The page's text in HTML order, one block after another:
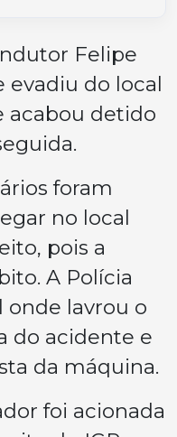
Felipe
evadiu do local
acabou detido
foram
no local
pois a
A Polícia
onde lavrou o
do acidente e
da máquina.
foi acionada